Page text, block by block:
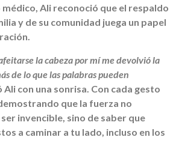
Ali reconoció que el respaldo
y de su comunidad juega un papel
la cabeza por mí me devolvió la
de lo que las palabras pueden
Ali con una sonrisa. Con cada gesto
que la fuerza no
invencible, sino de saber que
a caminar a tu lado, incluso en los